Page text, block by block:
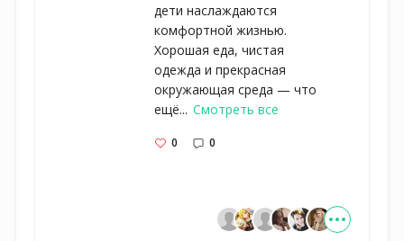
дети наслаждаются
комфортной жизнью.
Хорошая еда, чистая
одежда и прекрасная
окружающая среда — что
ещё... Смотреть все
0 0